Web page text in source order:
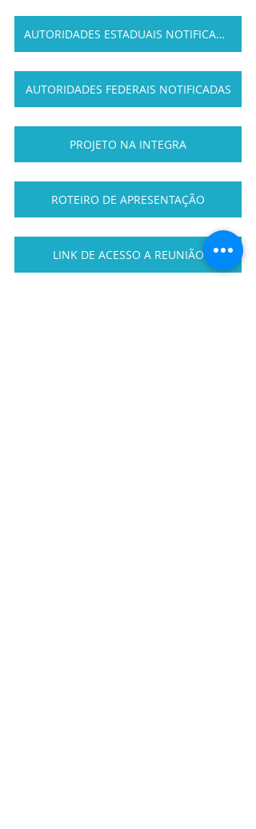
AUTORIDADES ESTADUAIS NOTIFICADAS
AUTORIDADES FEDERAIS NOTIFICADAS
PROJETO NA INTEGRA
ROTEIRO DE APRESENTAÇÃO
LINK DE ACESSO A REUNIÃO